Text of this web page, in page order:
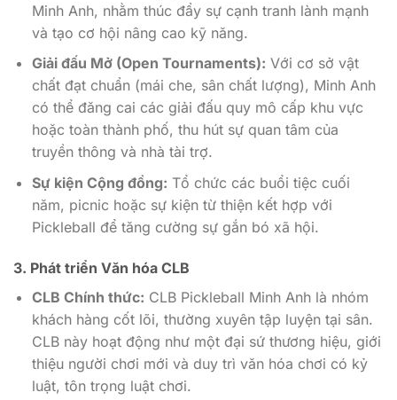
Minh Anh, nhằm thúc đẩy sự cạnh tranh lành mạnh
và tạo cơ hội nâng cao kỹ năng.
Giải đấu Mở (Open Tournaments): Với cơ sở vật
chất đạt chuẩn (mái che, sân chất lượng), Minh Anh
có thể đăng cai các giải đấu quy mô cấp khu vực
hoặc toàn thành phố, thu hút sự quan tâm của
truyền thông và nhà tài trợ.
Sự kiện Cộng đồng: Tổ chức các buổi tiệc cuối
năm, picnic hoặc sự kiện từ thiện kết hợp với
Pickleball để tăng cường sự gắn bó xã hội.
3. Phát triển Văn hóa CLB
CLB Chính thức: CLB Pickleball Minh Anh là nhóm
khách hàng cốt lõi, thường xuyên tập luyện tại sân.
CLB này hoạt động như một đại sứ thương hiệu, giới
thiệu người chơi mới và duy trì văn hóa chơi có kỷ
luật, tôn trọng luật chơi.